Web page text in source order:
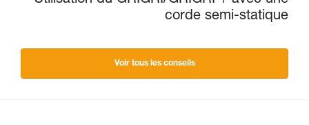
corde semi-statique
Voir tous les conseils